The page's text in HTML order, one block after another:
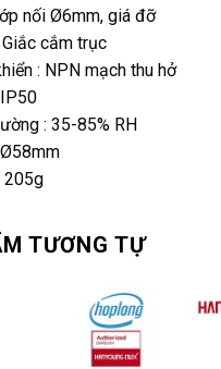
nối Ø6mm, giá đỡ
cắm trục
: NPN mạch thu hở
: 35-85% RH
205g
TƯƠNG TỰ